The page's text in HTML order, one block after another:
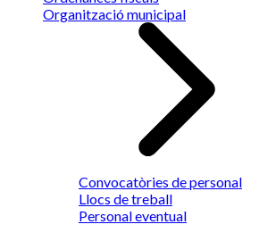
Organització municipal
Convocatòries de personal
Llocs de treball
Personal eventual